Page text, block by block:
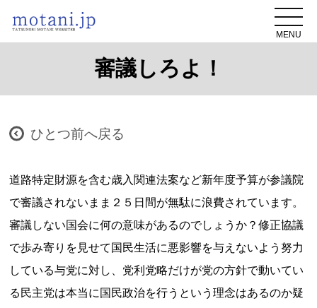
MENU
審議しろよ！
ひとつ前へ戻る
道路特定財源を含む歳入関連法案など新年度予算が参議院
で審議されないまま２５日間が無駄に浪費されています。
審議しない国会に何の意味があるのでしょうか？修正協議
で歩み寄りを見せて国民生活に悪影響を与えないよう努力
している与党に対し、党利党略だけが党の方針で動いてい
る民主党は本当に国民政治を行うという理念はあるのか疑